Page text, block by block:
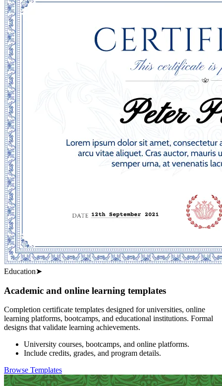
Education➤
Academic and online learning templates
Completion certificate templates designed for universities, online
learning platforms, bootcamps, and educational institutions. Formal
designs that validate learning achievements.
University courses, bootcamps, and online platforms.
Include credits, grades, and program details.
Browse Templates